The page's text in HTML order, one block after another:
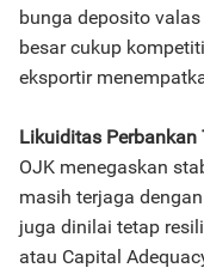
bunga deposito
besar cukup
eksportir
Likuiditas Perbankan
OJK menegaskan
masih terjaga
juga dinilai tetap
atau Capital